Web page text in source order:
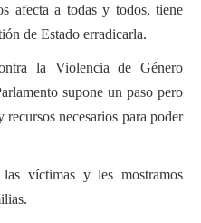
afecta a todas y todos, tiene
de Estado erradicarla.
la Violencia de Género
supone un paso pero
necesarios para poder
víctimas y les mostramos